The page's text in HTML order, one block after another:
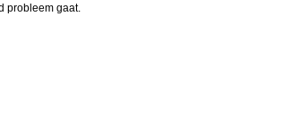
probleem gaat.